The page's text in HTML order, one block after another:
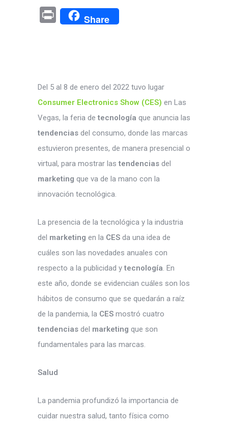
Pr
in
Share
Del 5 al 8 de enero del 2022 tuvo lugar
Consumer Electronics Show (CES) en Las
Vegas, la feria detecnología que anuncia las
tendencias del consumo, donde las marcas
estuvieron presentes, de manera presencial o
virtual, para mostrar lastendencias del
marketing que va de la mano con la
innovación tecnológica.
La presencia de la tecnológica y la industria
del marketing en la CES da una idea de
cuáles son las novedades anuales con
respecto a la publicidad ytecnología. En
este año, donde se evidencian cuáles son los
hábitos de consumo que se quedarán a raíz
de la pandemia, la CES mostró cuatro
tendencias del marketing que son
fundamentales para las marcas.
Salud
La pandemia profundizó la importancia de
cuidar nuestra salud, tanto física como